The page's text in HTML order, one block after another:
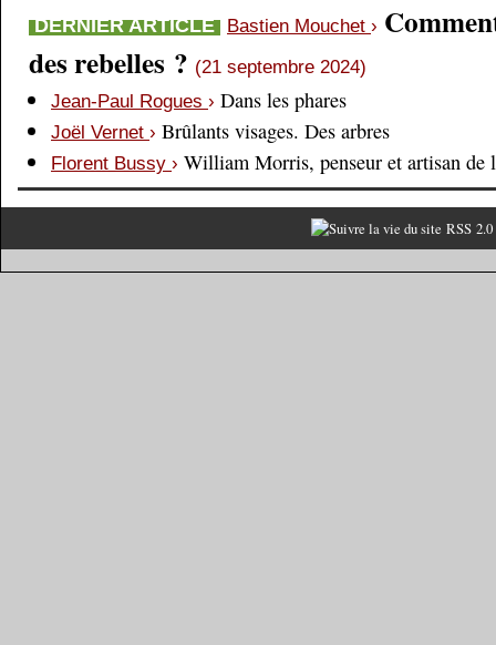
DERNIER ARTICLE Bastien Mouchet ›
des rebelles ? (21 septembre 2024)
Jean-Paul Rogues › Dans les phares
Joël Vernet › Brûlants visages. Des arbres
Florent Bussy › William Morris, penseur et artisan de
RSS 2.0